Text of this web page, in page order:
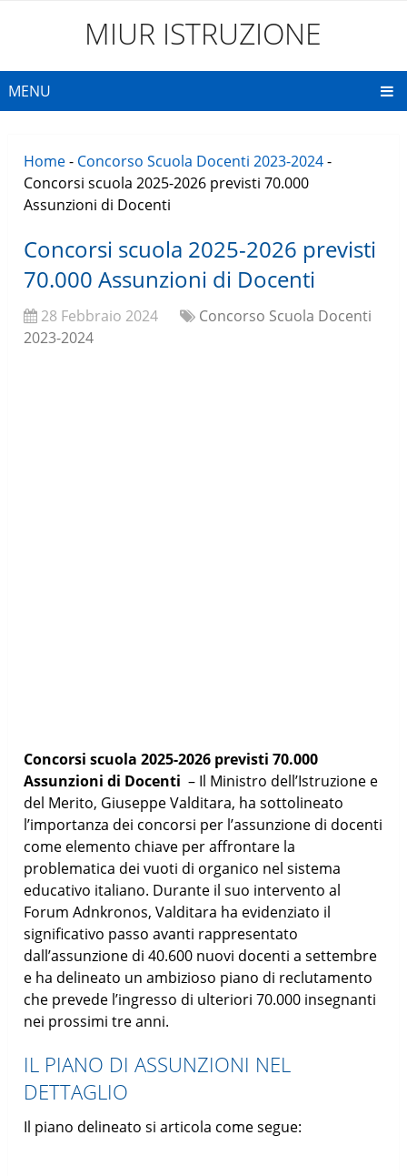
MIUR ISTRUZIONE
MENU
Home- Concorso Scuola Docenti 2023-2024-
Concorsi scuola 2025-2026 previsti 70.000
Assunzioni di Docenti
Concorsi scuola 2025-2026 previsti
70.000 Assunzioni di Docenti
28 Febbraio 2024
Concorso Scuola Docenti
2023-2024
Concorsi scuola 2025-2026 previsti 70.000
Assunzioni di Docenti – Il Ministro dell’Istruzione e
del Merito, Giuseppe Valditara, ha sottolineato
l’importanza dei concorsi per l’assunzione di docenti
come elemento chiave per affrontare la
problematica dei vuoti di organico nel sistema
educativo italiano. Durante il suo intervento al
Forum Adnkronos, Valditara ha evidenziato il
significativo passo avanti rappresentato
dall’assunzione di 40.600 nuovi docenti a settembre
e ha delineato un ambizioso piano di reclutamento
che prevede l’ingresso di ulteriori 70.000 insegnanti
nei prossimi tre anni.
IL PIANO DI ASSUNZIONI NEL
DETTAGLIO
Il piano delineato si articola come segue: